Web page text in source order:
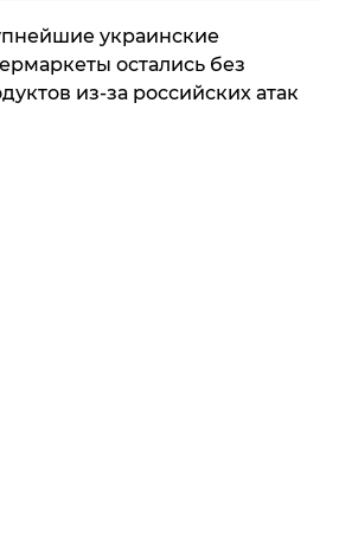
украинские
остались без
из-за российских атак